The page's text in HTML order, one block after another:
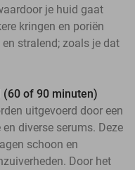
je huid gaat
kringen en poriën
stralend; zoals je dat
(60 of 90 minuten)
uitgevoerd door een
diverse serums. Deze
schoon en
Door het